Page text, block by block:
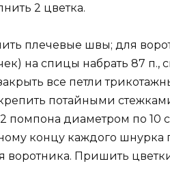
2 цветка.
плечевые швы; для
на спицы набрать 87 п.,
все петли
потайными
помпона диаметром по 10
концу каждого шнурка
воротника. Пришить